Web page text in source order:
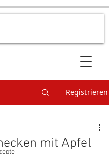
Registrieren
mit Apfel